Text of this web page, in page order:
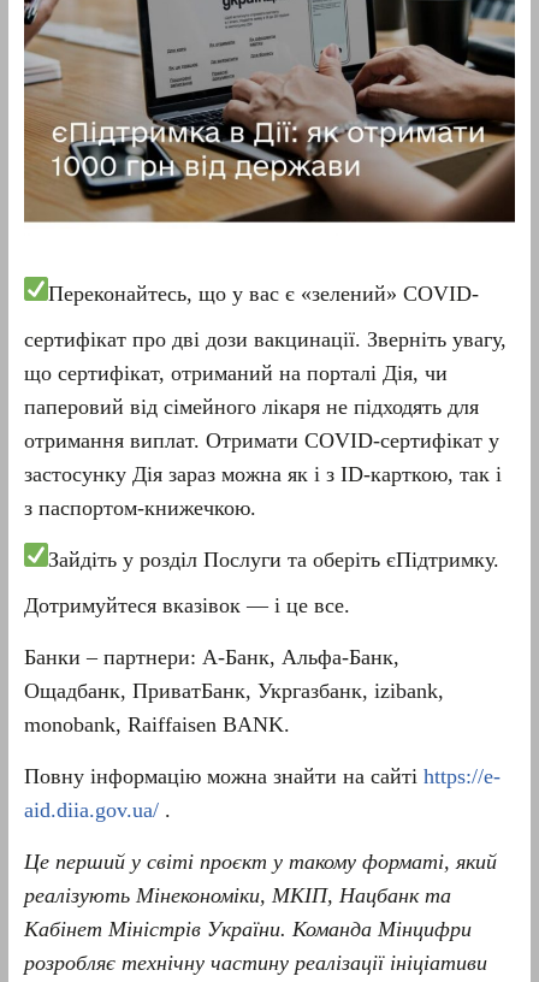
Переконайтесь, що у вас є «зелений» COVID-
сертифікат про дві дози вакцинації. Зверніть увагу,
що сертифікат, отриманий на порталі Дія, чи
паперовий від сімейного лікаря не підходять для
отримання виплат. Отримати COVID-сертифікат у
застосунку Дія зараз можна як і з ID-карткою, так і
з паспортом-книжечкою.
Зайдіть у розділ Послуги та оберіть єПідтримку.
Дотримуйтеся вказівок — і це все.
Банки – партнери: А-Банк, Альфа-Банк,
Ощадбанк, ПриватБанк, Укргазбанк, izibank,
monobank, Raiffaisen BANK.
Повну інформацію можна знайти на сайті https://e-
aid.diia.gov.ua/.
Це перший у світі проєкт у такому форматі, який
реалізують Мінекономіки, МКІП, Нацбанк та
Кабінет Міністрів України. Команда Мінцифри
розробляє технічну частину реалізації ініціативи